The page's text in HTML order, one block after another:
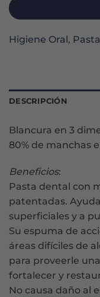
Higiene Oral,
DESCRIPCIÓN
Blancura en 3
80% de manchas
Beneficios:
Pasta dental con
patentadas.
superficiales y a
Su espuma de
áreas difíciles de
para proveerle
fortalecer y
No causa daño al